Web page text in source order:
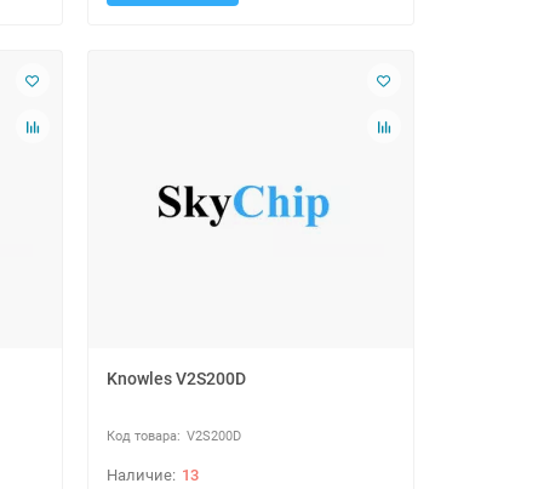
Knowles V2S200D
V2S200D
13